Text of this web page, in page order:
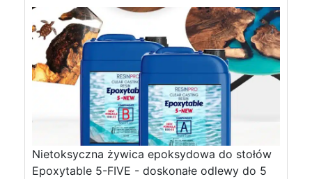
Nietoksyczna żywica epoksydowa do stołów
Epoxytable 5-FIVE - doskonałe odlewy do 5